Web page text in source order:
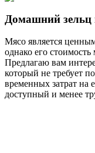
Домашний
Мясо является
однако его
Предлагаю вам
который не требует
временных затрат на
доступный и менее